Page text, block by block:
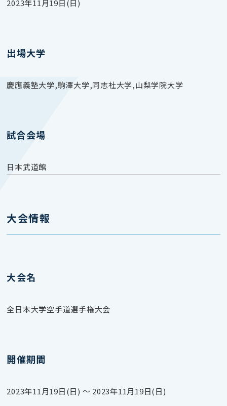
2023年11月19日(日)
出場大学
慶應義塾大学,駒澤大学,同志社大学,山梨学院大学
試合会場
日本武道館
大会情報
大会名
全日本大学空手道選手権大会
開催期間
2023年11月19日(日) 〜 2023年11月19日(日)